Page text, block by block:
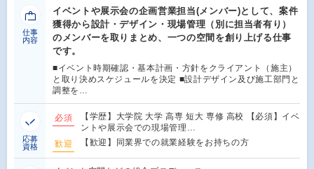
仕事
内容
イベントや展示会の企画営業担当(メンバー)として、案件
獲得から設計・デザイン・現場管理（別に担当者有り）
のメンバーを取りまとめ、一つの空間を創り上げる仕事
です。
■イベント時期確認・基本計画・方針をクライアント（施主）
と取り決めスケジュールを決定 ■設計デザイン及び施工部門と
調整を…
応募
資格
必須
【学歴】大学院 大学 高専 短大 専修 高校 【必須】イベ
ントや展示会での現場管理…
歓迎
【歓迎】同業界での就業経験をお持ちの方